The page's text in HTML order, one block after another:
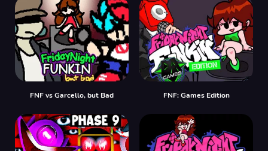
FNF vs Garcello, but Bad FNF: Games Edition